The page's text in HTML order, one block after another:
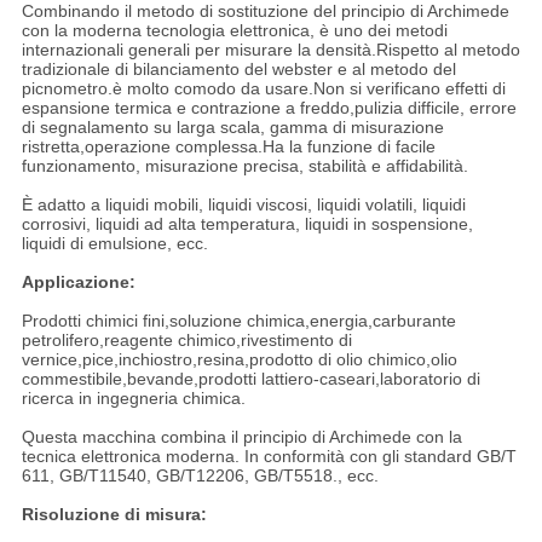
Combinando il metodo di sostituzione del principio di Archimede
con la moderna tecnologia elettronica, è uno dei metodi
internazionali generali per misurare la densità.Rispetto al metodo
tradizionale di bilanciamento del webster e al metodo del
picnometro.è molto comodo da usare.Non si verificano effetti di
espansione termica e contrazione a freddo,pulizia difficile, errore
di segnalamento su larga scala, gamma di misurazione
ristretta,operazione complessa.Ha la funzione di facile
funzionamento, misurazione precisa, stabilità e affidabilità.
È adatto a liquidi mobili, liquidi viscosi, liquidi volatili, liquidi
corrosivi, liquidi ad alta temperatura, liquidi in sospensione,
liquidi di emulsione, ecc.
Applicazione:
Prodotti chimici fini,soluzione chimica,energia,carburante
petrolifero,reagente chimico,rivestimento di
vernice,pice,inchiostro,resina,prodotto di olio chimico,olio
commestibile,bevande,prodotti lattiero-caseari,laboratorio di
ricerca in ingegneria chimica.
Questa macchina combina il principio di Archimede con la
tecnica elettronica moderna. In conformità con gli standard GB/T
611, GB/T11540, GB/T12206, GB/T5518., ecc.
Risoluzione di misura: